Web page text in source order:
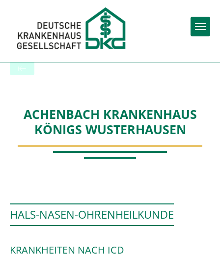
ACHENBACH KRANKENHAUS
KÖNIGS WUSTERHAUSEN
HALS-NASEN-OHRENHEILKUNDE
KRANKHEITEN NACH ICD